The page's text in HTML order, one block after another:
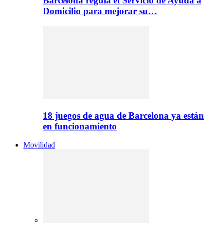
Domicilio para mejorar su…
18 juegos de agua de Barcelona ya están
en funcionamiento
Movilidad